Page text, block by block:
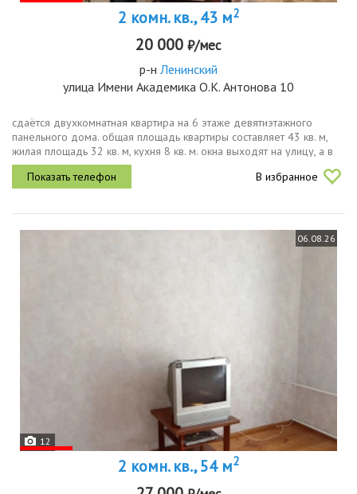
2 комн. кв., 43 м2
20 000 ₽/мес
р-н Ленинский
улица Имени Академика О.К. Антонова 10
сдаётся двухкомнатная квартира на 6 этаже девятиэтажного
панельного дома. общая площадь квартиры составляет 43 кв. м,
жилая площадь 32 кв. м, кухня 8 кв. м. окна выходят на улицу, а в
квартире есть лоджия.в квартире выполнен косметический
ремонт....
В избранное
06.08.26
12
2 комн. кв., 54 м2